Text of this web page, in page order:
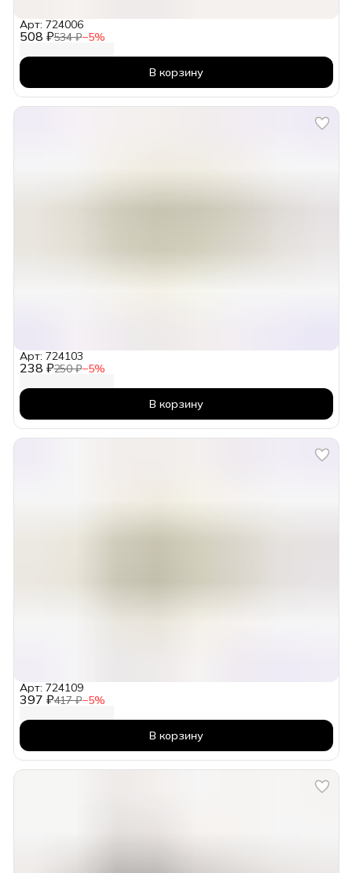
508 ₽534 ₽−5%
Арт: 724006
В корзину
238 ₽250 ₽−5%
Арт: 724103
В корзину
397 ₽417 ₽−5%
Арт: 724109
В корзину